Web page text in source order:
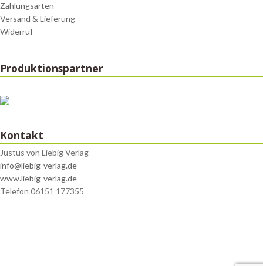
Zahlungsarten
Versand & Lieferung
Widerruf
Produktionspartner
Kontakt
Justus von Liebig Verlag
info@liebig-verlag.de
www.liebig-verlag.de
Telefon 06151 177355